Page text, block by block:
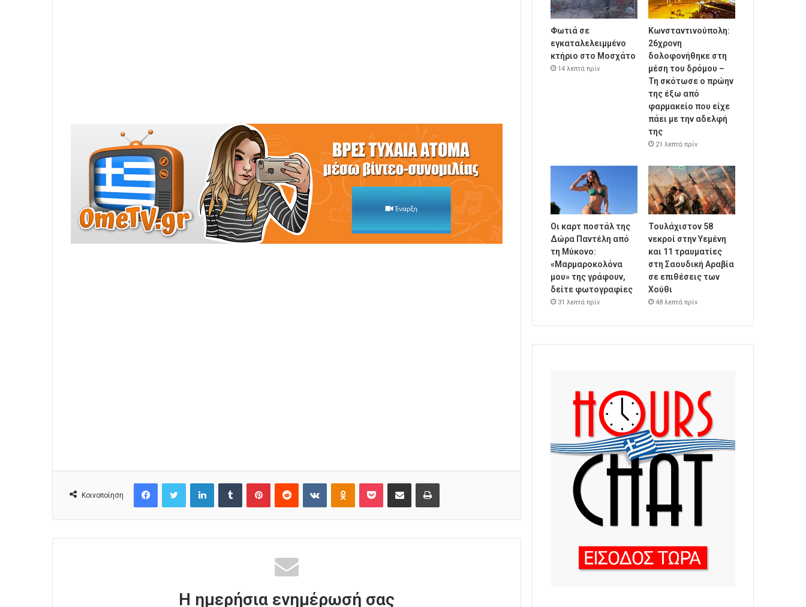
Κοινοποίηση
Η ημερήσια ενημέρωσή σας
Φωτιά σε
εγκαταλελειμμένο
κτήριο στο Μοσχάτο
14 λεπτά πρίν
Κωνσταντινούπολη:
26χρονη
δολοφονήθηκε στη
μέση του δρόμου –
Τη σκότωσε ο πρώην
της έξω από
φαρμακείο που είχε
πάει με την αδελφή
της
21 λεπτά πρίν
Οι καρτ ποστάλ της
Δώρα Παντέλη από
τη Μύκονο:
«Μαρμαροκολόνα
μου» της γράφουν,
δείτε φωτογραφίες
31 λεπτά πρίν
Τουλάχιστον 58
νεκροί στην Υεμένη
και 11 τραυματίες
στη Σαουδική Αραβία
σε επιθέσεις των
Χούθι
48 λεπτά πρίν